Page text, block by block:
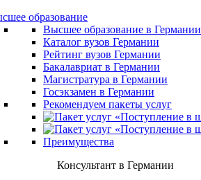
образование
Высшее образование в Германии
Каталог вузов Германии
Рейтинг вузов Германии
Бакалавриат в Германии
Магистратура в Германии
Госэкзамен в Германии
Рекомендуем пакеты услуг
Преимущества
Консультант в Германии